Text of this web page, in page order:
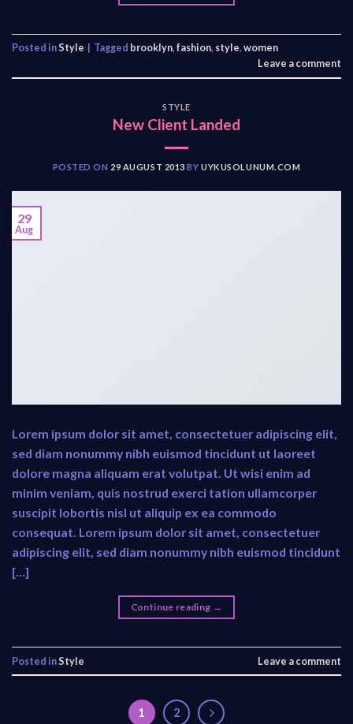
Posted inStyle | Tagged brooklyn,fashion, style,women
Leave a comment
STYLE
New Client Landed
POSTED ON 29 AUGUST 2013 BYUYKUSOLUNUM.COM
29
Aug
Lorem ipsum dolor sit amet, consectetuer adipiscing elit,
sed diam nonummy nibh euismod tincidunt ut laoreet
dolore magna aliquam erat volutpat. Ut wisi enim ad
minim veniam, quis nostrud exerci tation ullamcorper
suscipit lobortis nisl ut aliquip ex ea commodo
consequat. Lorem ipsum dolor sit amet, consectetuer
adipiscing elit, sed diam nonummy nibh euismod tincidunt
[…]
Continue reading →
Posted inStyle Leave a comment
1 2